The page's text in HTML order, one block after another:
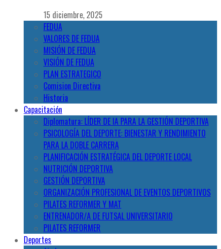
15 diciembre, 2025
FEDUA
VALORES DE FEDUA
MISIÓN DE FEDUA
VISIÓN DE FEDUA
PLAN ESTRATEGICO
Comision Directiva
Historia
Capacitación
Diplomatura: LÍDER DE IA PARA LA GESTIÓN DEPORTIVA
PSICOLOGÍA DEL DEPORTE: BIENESTAR Y RENDIMIENTO
PARA LA DOBLE CARRERA
PLANIFICACIÓN ESTRATÉGICA DEL DEPORTE LOCAL
NUTRICIÓN DEPORTIVA
GESTIÓN DEPORTIVA
ORGANIZACIÓN PROFESIONAL DE EVENTOS DEPORTIVOS
PILATES REFORMER Y MAT
ENTRENADOR/A DE FUTSAL UNIVERSITARIO
PILATES REFORMER
Deportes